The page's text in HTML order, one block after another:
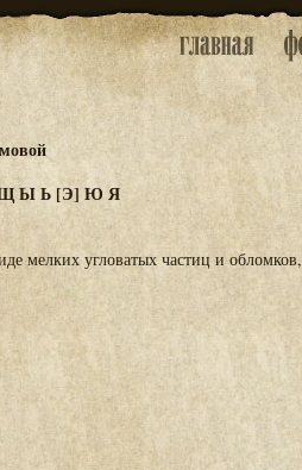
ЫЬ[Э] Ю Я
мелких угловатых частиц и обломков,